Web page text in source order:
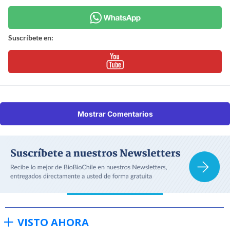
Suscríbete en:
Mostrar Comentarios
VISTO AHORA